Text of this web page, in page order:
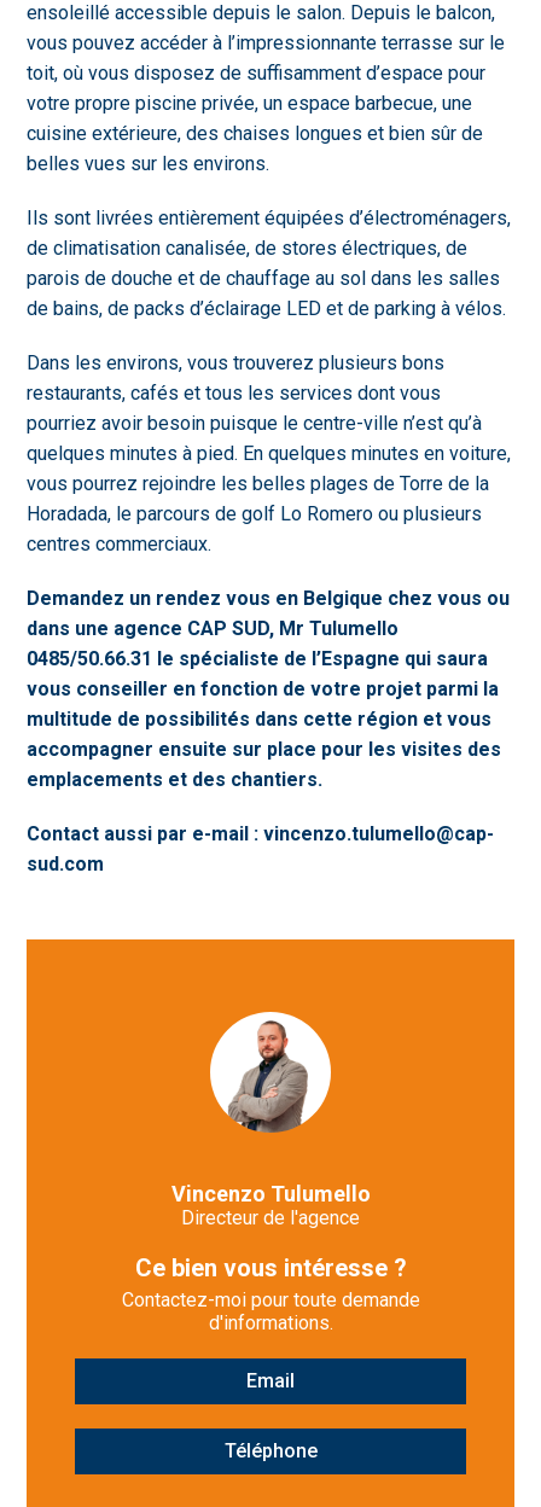
ensoleillé accessible depuis le salon. Depuis le balcon,
vous pouvez accéder à l’impressionnante terrasse sur le
toit, où vous disposez de suffisamment d’espace pour
votre propre piscine privée, un espace barbecue, une
cuisine extérieure, des chaises longues et bien sûr de
belles vues sur les environs.
Ils sont livrées entièrement équipées d’électroménagers,
de climatisation canalisée, de stores électriques, de
parois de douche et de chauffage au sol dans les salles
de bains, de packs d’éclairage LED et de parking à vélos.
Dans les environs, vous trouverez plusieurs bons
restaurants, cafés et tous les services dont vous
pourriez avoir besoin puisque le centre-ville n’est qu’à
quelques minutes à pied. En quelques minutes en voiture,
vous pourrez rejoindre les belles plages de Torre de la
Horadada, le parcours de golf Lo Romero ou plusieurs
centres commerciaux.
Demandez un rendez vous en Belgique chez vous ou
dans une agence CAP SUD, Mr Tulumello
0485/50.66.31 le spécialiste de l’Espagne qui saura
vous conseiller en fonction de votre projet parmi la
multitude de possibilités dans cette région et vous
accompagner ensuite sur place pour les visites des
emplacements et des chantiers.
Contact aussi par e-mail : vincenzo.tulumello@cap-
sud.com
Vincenzo Tulumello
Directeur de l'agence
Ce bien vous intéresse ?
Contactez-moi pour toute demande
d'informations.
Email
Téléphone